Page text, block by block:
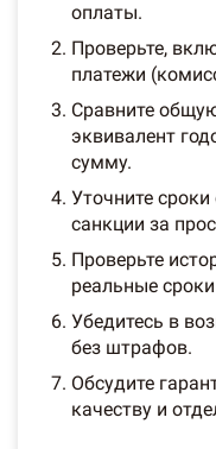
оплаты.
Проверьте,
платежи
Сравните
эквивалент
сумму.
Уточните
санкции за
Проверьте
реальные
Убедитесь в
без штрафов.
Обсудите
качеству и